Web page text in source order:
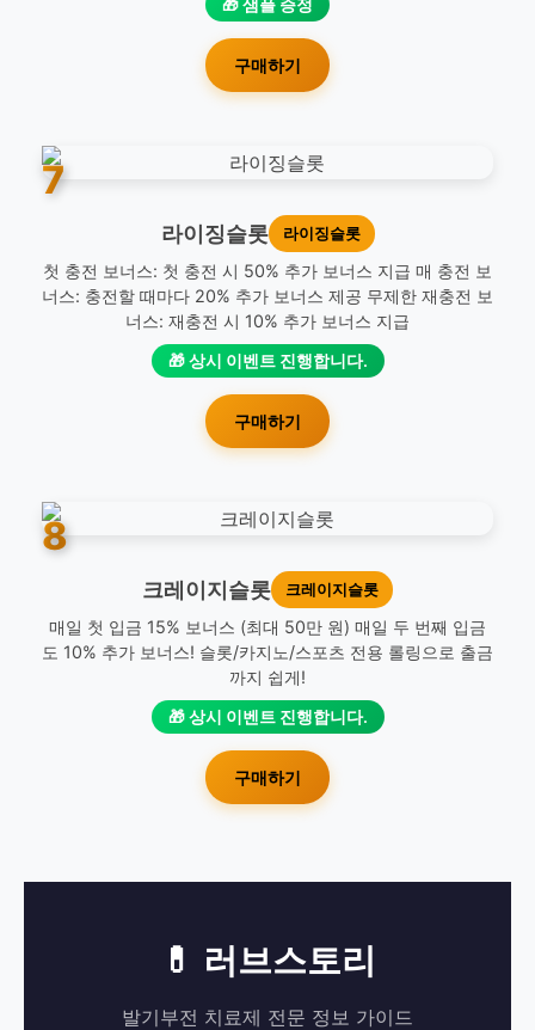
🎁 샘플 증정
구매하기
7
라이징슬롯 라이징슬롯
첫 충전 보너스: 첫 충전 시 50% 추가 보너스 지급 매 충전 보
너스: 충전할 때마다 20% 추가 보너스 제공 무제한 재충전 보
너스: 재충전 시 10% 추가 보너스 지급
🎁 상시 이벤트 진행합니다.
구매하기
8
크레이지슬롯 크레이지슬롯
매일 첫 입금 15% 보너스 (최대 50만 원) 매일 두 번째 입금
도 10% 추가 보너스! 슬롯/카지노/스포츠 전용 롤링으로 출금
까지 쉽게!
🎁 상시 이벤트 진행합니다.
구매하기
💊 러브스토리
발기부전 치료제 전문 정보 가이드